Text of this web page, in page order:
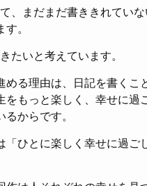
、まだまだ書ききれてい
。
たいと考えています。
める理由は、日記を書くこ
をもっと楽しく、幸せに過
からです。
「ひとに楽しく幸せに過ご